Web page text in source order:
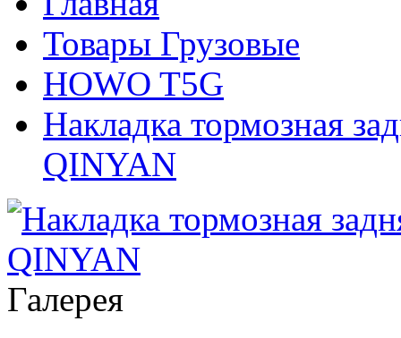
Товары Грузовые
HOWO T5G
Накладка тормозная
QINYAN
Галерея